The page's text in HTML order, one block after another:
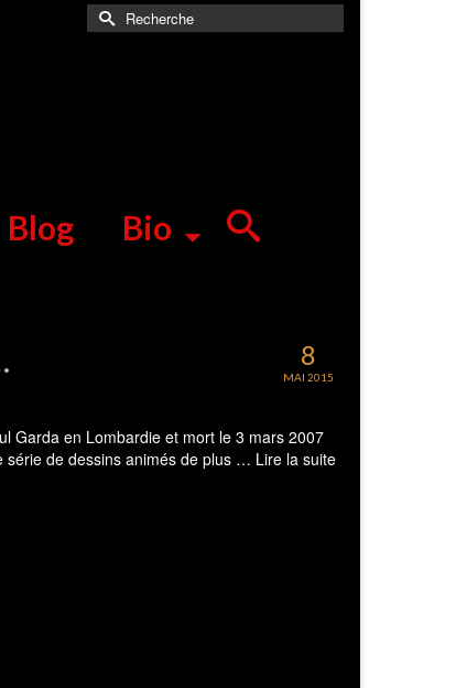
Rechercher :
Blog Bio
8
MAI 2015
Garda en Lombardie et mort le 3 mars 2007
série de dessins animés de plus … Lire la suite